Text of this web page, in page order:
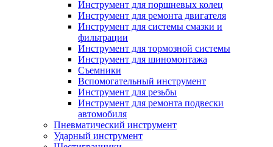
Инструмент для поршневых колец
Инструмент для ремонта двигателя
Инструмент для системы смазки и
фильтрации
Инструмент для тормозной системы
Инструмент для шиномонтажа
Съемники
Вспомогательный инструмент
Инструмент для резьбы
Инструмент для ремонта подвески
автомобиля
Пневматический инструмент
Ударный инструмент